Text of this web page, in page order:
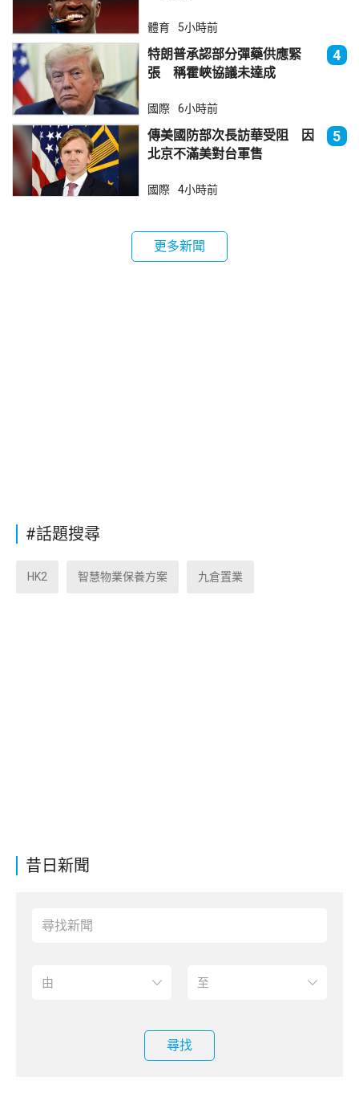
昔日新聞
尋找
體育 5小時前
特朗普承認部分彈藥供應緊
張 稱霍峽協議未達成
4
國際 6小時前
傳美國防部次長訪華受阻 因
北京不滿美對台軍售
5
國際 4小時前
更多新聞
#話題搜尋
HK2 智慧物業保養方案 九倉置業